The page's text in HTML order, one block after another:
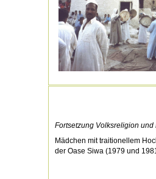
Fortsetzung Volksreligion und
Mädchen mit traitionellem
der Oase Siwa (1979 und